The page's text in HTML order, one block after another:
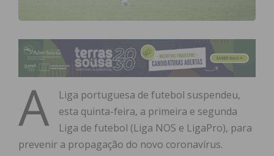
A
Liga portuguesa de futebol suspendeu,
esta quinta-feira, a primeira e segunda
Liga de futebol (Liga NOS e LigaPro), para
prevenir a propagação do novo coronavírus.